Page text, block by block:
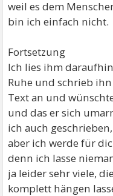
weil es dem
bin ich einfach nicht.
Fortsetzung
Ich lies ihm
Ruhe und schrieb
Text an und
und das er sich
ich auch
aber ich werde für
denn ich lasse
ja leider sehr viele,
komplett hängen